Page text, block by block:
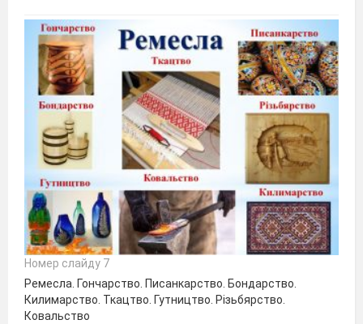
Номер слайду 7
Ремесла. Гончарство. Писанкарство. Бондарство.
Килимарство. Ткацтво. Гутництво. Різьбярство.
Ковальство